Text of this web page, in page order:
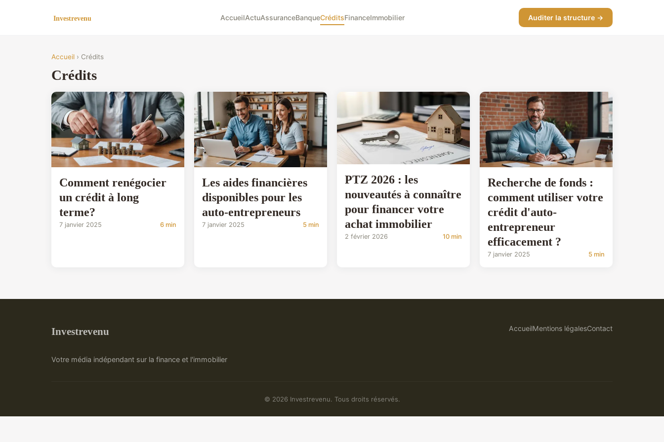
AccueilActuAssuranceBanqueCréditsFinanceImmobilier Auditer la structure →
Accueil › Crédits
Crédits
Comment renégocier
un crédit à long
terme?
7 janvier 2025 6 min
Les aides financières
disponibles pour les
auto-entrepreneurs
7 janvier 2025 5 min
PTZ 2026 : les
nouveautés à connaître
pour financer votre
achat immobilier
2 février 2026 10 min
Recherche de fonds :
comment utiliser votre
crédit d'auto-
entrepreneur
efficacement ?
7 janvier 2025 5 min
Investrevenu
Votre média indépendant sur la finance et l'immobilier
AccueilMentions légalesContact
© 2026 Investrevenu. Tous droits réservés.